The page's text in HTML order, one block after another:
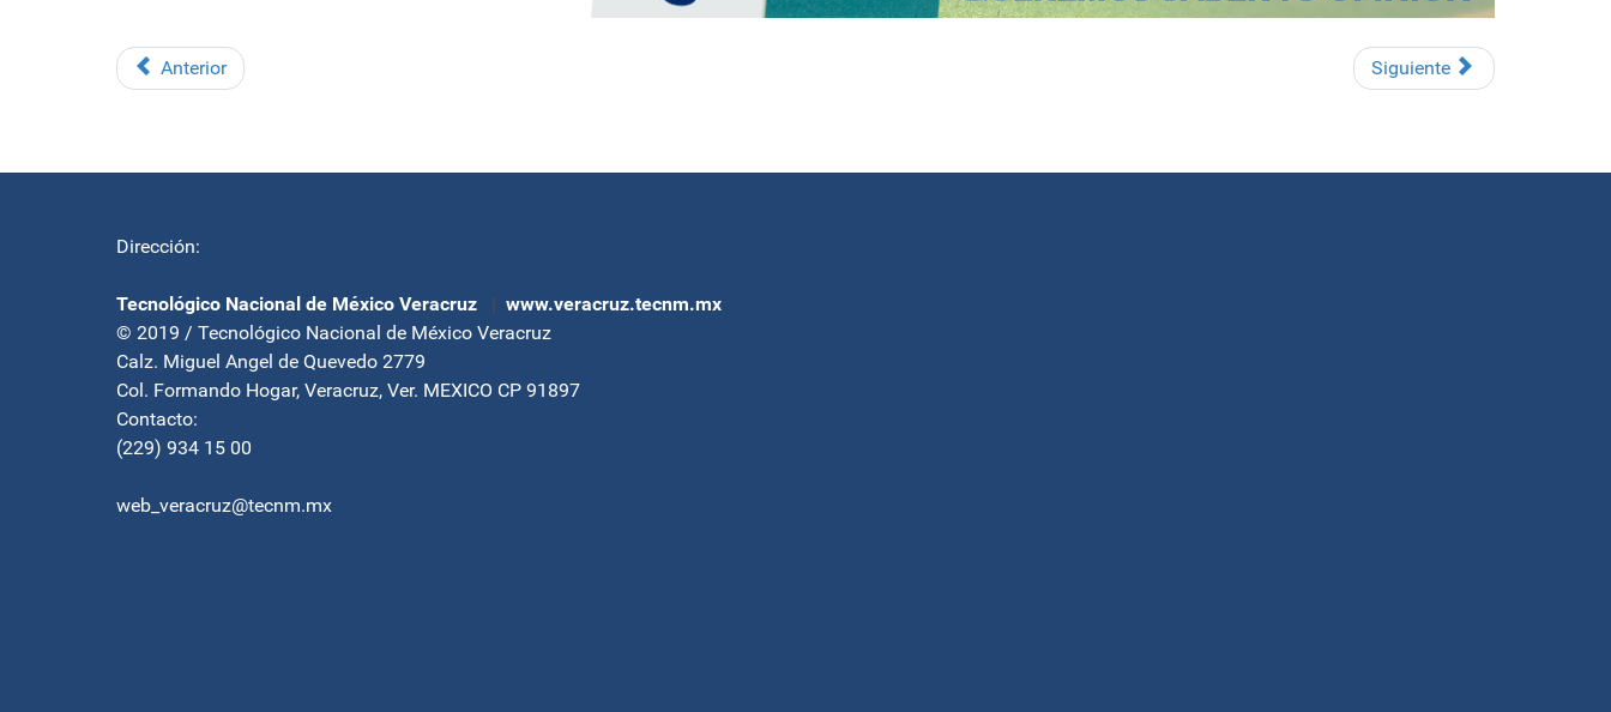
Anterior Siguiente
Dirección:
Tecnológico Nacional de México Veracruz | www.veracruz.tecnm.mx
© 2019 / Tecnológico Nacional de México Veracruz
Calz. Miguel Angel de Quevedo 2779
Col. Formando Hogar, Veracruz, Ver. MEXICO CP 91897
Contacto:
(229) 934 15 00
web_veracruz@tecnm.mx